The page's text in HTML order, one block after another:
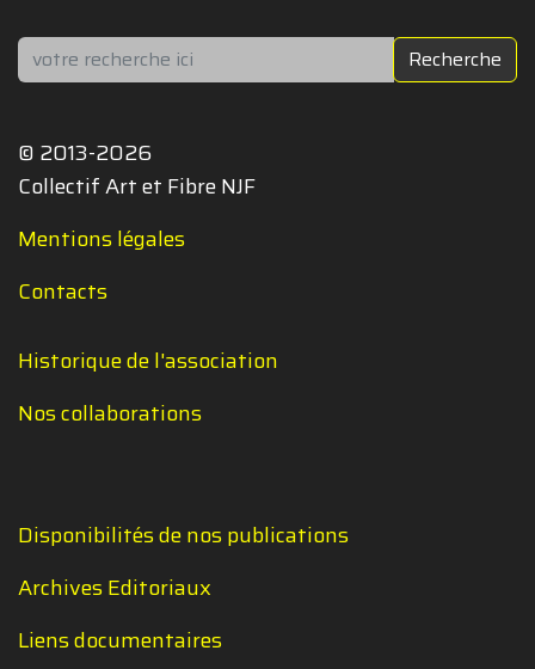
Rechercher Recherche
© 2013-2026
Collectif Art et Fibre NJF
Mentions légales
Contacts
Historique de l'association
Nos collaborations
Disponibilités de nos publications
Archives Editoriaux
Liens documentaires